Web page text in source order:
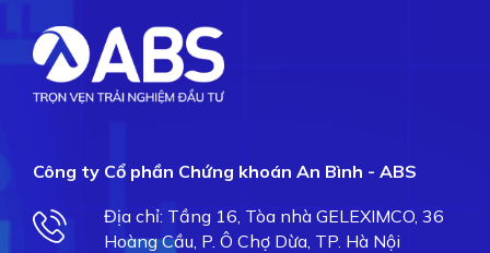
Công ty Cổ phần Chứng khoán An Bình - ABS
Địa chỉ: Tầng 16, Tòa nhà GELEXIMCO, 36
Hoàng Cầu, P. Ô Chợ Dừa, TP. Hà Nội